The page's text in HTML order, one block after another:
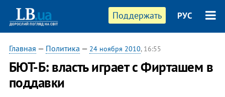
Поддержать РУС
Главная — Политика — 24 ноября 2010, 16:55
БЮТ-Б: власть играет с Фирташем в
поддавки